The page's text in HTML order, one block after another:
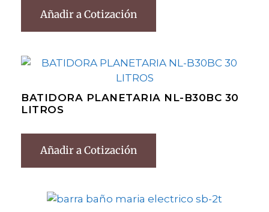
Añadir a Cotización
BATIDORA PLANETARIA NL-B30BC 30
LITROS
Añadir a Cotización